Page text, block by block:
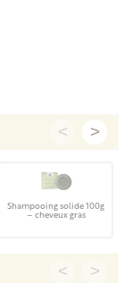
Shampooing solide 100g
– cheveux gras
< >
< >